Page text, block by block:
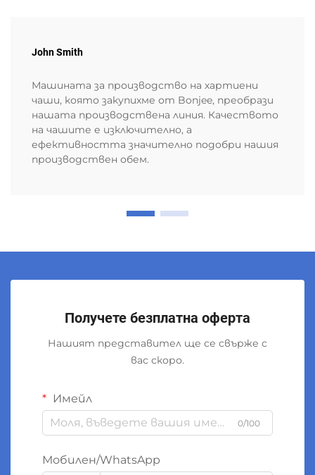
John Smith
Машината за производство на хартиени
чаши, която закупихме от Bonjee, преобрази
нашата производствена линия. Качеството
на чашите е изключително, а
ефективността значително подобри нашия
производствен обем.
Получете безплатна оферта
Нашият представител ще се свърже с
вас скоро.
Имейл
0/100
Мобилен/WhatsApp